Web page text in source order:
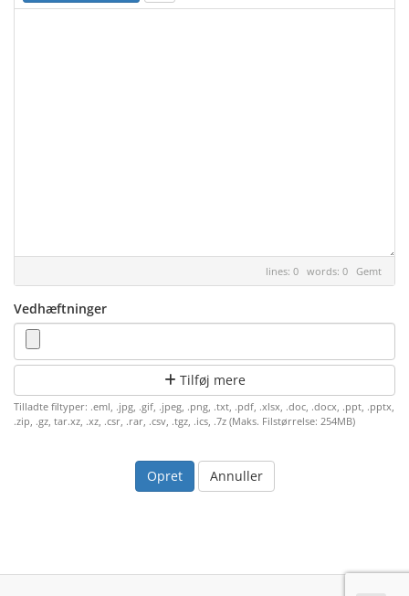
lines: 0 words: 0 Gemt
Vedhæftninger
Tilføj mere
Tilladte filtyper: .eml, .jpg, .gif, .jpeg, .png, .txt, .pdf, .xlsx, .doc, .docx, .ppt, .pptx,
.zip, .gz, tar.xz, .xz, .csr, .rar, .csv, .tgz, .ics, .7z (Maks. Filstørrelse: 254MB)
Annuller